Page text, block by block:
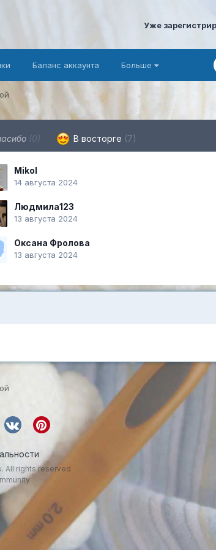
Уже
Баланс аккаунта Больше
(0) В восторге (7)
Mikol
14 августа 2024
Людмила123
13 августа 2024
Оксана Фролова
13 августа 2024
All rights reserved